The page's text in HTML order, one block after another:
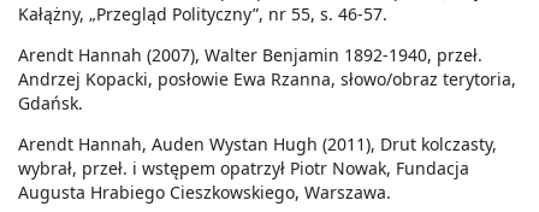
Kałążny, „Przegląd Polityczny”, nr 55, s. 46-57.
Arendt Hannah (2007), Walter Benjamin 1892-1940, przeł.
Andrzej Kopacki, posłowie Ewa Rzanna, słowo/obraz terytoria,
Gdańsk.
Arendt Hannah, Auden Wystan Hugh (2011), Drut kolczasty,
wybrał, przeł. i wstępem opatrzył Piotr Nowak, Fundacja
Augusta Hrabiego Cieszkowskiego, Warszawa.